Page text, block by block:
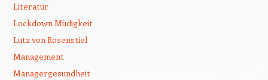
Literatur
Lockdown Müdigkeit
Lutz von Rosenstiel
Management
Managergesundheit